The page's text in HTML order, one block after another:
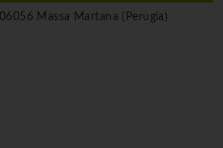
06056 Massa Martana (Perugia)